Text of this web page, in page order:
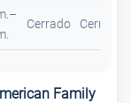
Cerrado Cerrado
Family